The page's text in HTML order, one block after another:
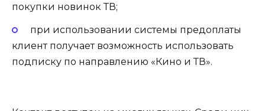
покупки новинок ТВ;
при использовании системы предоплаты
клиент получает возможность использовать
подписку по направлению «Кино и ТВ».